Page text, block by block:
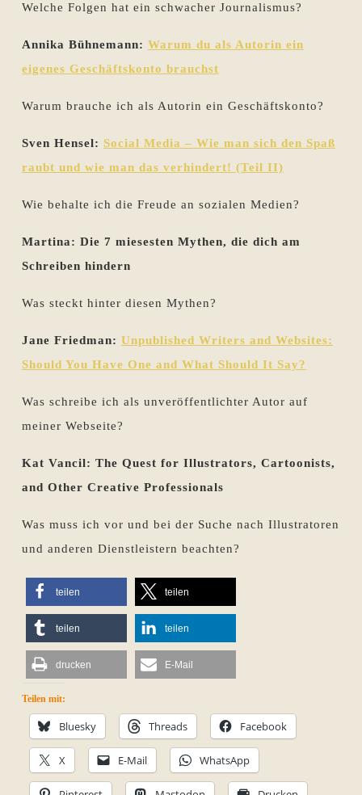
Welche Folgen hat ein schwacher Journalismus?
Annika Bühnemann: Warum du als Autorin ein
eigenes Geschäftskonto brauchst
Warum brauche ich als Autorin ein Geschäftskonto?
Sven Hensel: Social Media – Wie man sich den Spaß
raubt und wie man das verhindert! (Teil II)
Wie behalte ich die Freude an sozialen Medien?
Martina: Die 7 miesesten Mythen, die dich am
Schreiben hindern
Was steckt hinter diesen Mythen?
Jane Friedman: Unpublished Writers and Websites:
Should You Have One and What Should It Say?
Was schreibe ich als unveröffentlichter Autor auf
meiner Webseite?
Kat Vancil: The Quest for Illustrators, Cartoonists,
and Other Creative Professionals
Was muss ich vor und bei der Suche nach Illustratoren
und anderen Dienstleistern beachten?
teilen teilen
teilen teilen
drucken E-Mail
Teilen mit:
Bluesky Threads Facebook
X E-Mail WhatsApp